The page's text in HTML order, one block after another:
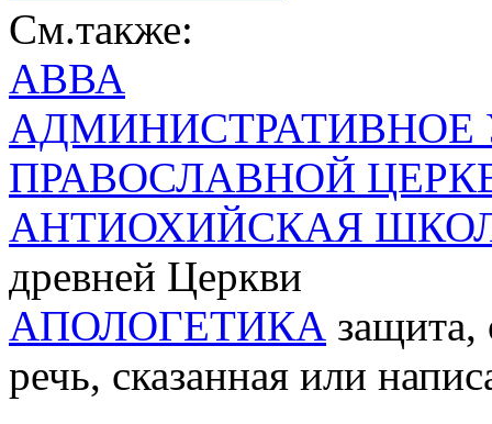
См.также:
АВВА
АДМИНИСТРАТИВНОЕ
ПРАВОСЛАВНОЙ
АНТИОХИЙСКАЯ
древней Церкви
АПОЛОГЕТИКА защита,
речь, сказанная или